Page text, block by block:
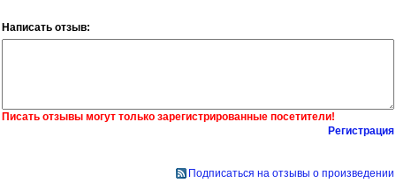
Написать отзыв:
Писать отзывы могут только зарегистрированные посетители!
Регистрация
Подписаться на отзывы о произведении